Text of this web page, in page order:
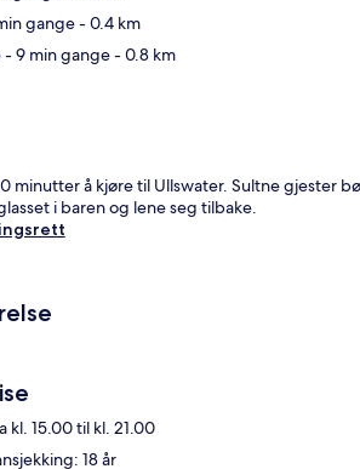
gange- 0.4 km
- 9 min gange- 0.8 km
minutter å kjøre til Ullswater. Sultne gjester
i baren og lene seg tilbake.
kl. 15.00 til kl. 21.00
18 år